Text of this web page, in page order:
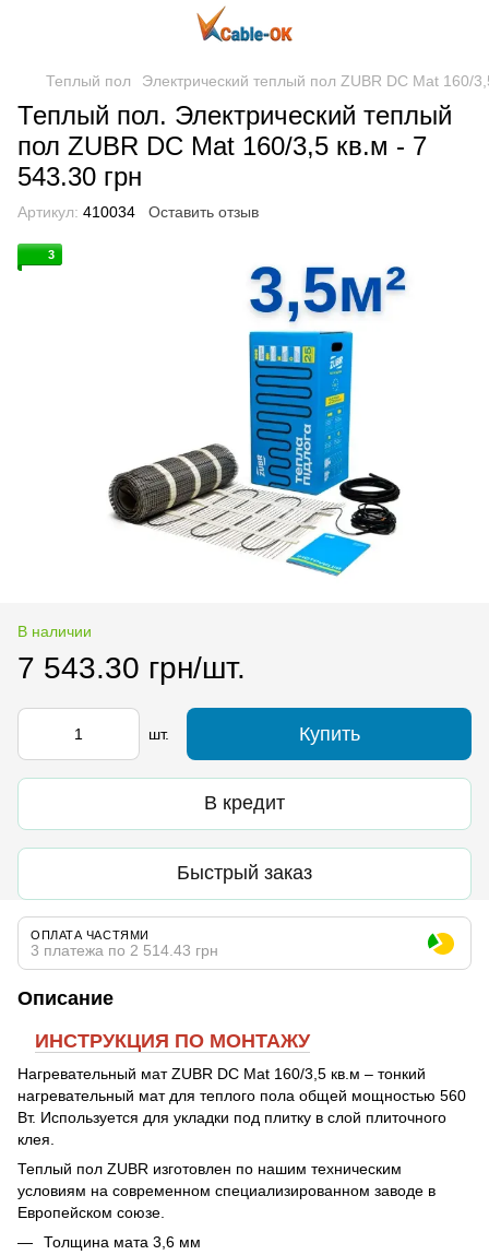
Теплый пол Электрический теплый пол ZUBR DC Mat 160/
Теплый пол. Электрический теплый
пол ZUBR DC Mat 160/3,5 кв.м - 7
543.30 грн
Артикул: 410034 Оставить отзыв
3
В наличии
7 543.30 грн/шт.
шт. Купить
В кредит
Быстрый заказ
ОПЛАТА ЧАСТЯМИ
3 платежа по 2 514.43 грн
Описание
ИНСТРУКЦИЯ ПО МОНТАЖУ
Нагревательный мат ZUBR DC Mat 160/3,5 кв.м – тонкий
нагревательный мат для теплого пола общей мощностью 560
Вт. Используется для укладки под плитку в слой плиточного
клея.
Теплый пол ZUBR изготовлен по нашим техническим
условиям на современном специализированном заводе в
Европейском союзе.
Толщина мата 3,6 мм